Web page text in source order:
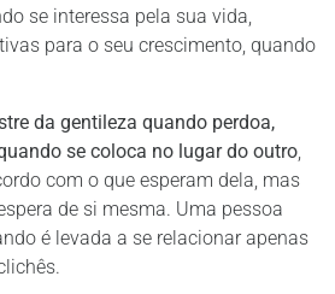
se interessa pela sua vida,
para o seu crescimento, quando
da gentileza quando perdoa,
se coloca no lugar do outro,
com o que esperam dela, mas
de si mesma. Uma pessoa
é levada a se relacionar apenas